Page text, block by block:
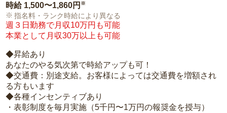
時給 1,500〜1,860円 ※
指名料・ランク時給により異なる
週３日勤務で月収10万円も可能
本業として月収30万以上も可能
◆昇給あり
あなたのやる気次第で時給アップも可！
◆交通費：別途支給。お客様によっては交通費を増額され
る方もいます
◆各種インセンティブあり
・表彰制度を毎月実施（5千円〜1万円の報奨金を授与）